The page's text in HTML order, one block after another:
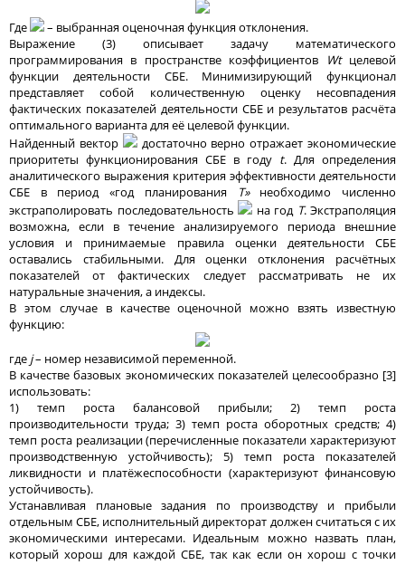
Где
– выбранная оценочная функция отклонения.
Выражение (3) описывает задачу математического
программирования в пространстве коэффициентов
Wt целевой
функции деятельности СБЕ. Минимизирующий функционал
представляет собой количественную оценку несовпадения
фактических показателей деятельности СБЕ и результатов расчёта
оптимального варианта для её целевой функции.
Найденный вектор
достаточно верно отражает экономические
приоритеты функционирования СБЕ в году t. Для определения
аналитического выражения критерия эффективности деятельности
СБЕ в период «год планирования
T» необходимо численно
экстраполировать последовательность
на год T. Экстраполяция
возможна, если в течение анализируемого периода внешние
условия и принимаемые правила оценки деятельности СБЕ
оставались стабильными. Для оценки отклонения расчётных
показателей от фактических следует рассматривать не их
натуральные значения, а индексы.
В этом случае в качестве оценочной можно взять известную
функцию:
где j– номер независимой переменной.
В качестве базовых экономических показателей целесообразно [3]
использовать:
1) темп роста балансовой прибыли; 2) темп роста
производительности труда; 3) темп роста оборотных средств; 4)
темп роста реализации (перечисленные показатели характеризуют
производственную устойчивость); 5) темп роста показателей
ликвидности и платёжеспособности (характеризуют финансовую
устойчивость).
Устанавливая плановые задания по производству и прибыли
отдельным СБЕ, исполнительный директорат должен считаться с их
экономическими интересами. Идеальным можно назвать план,
который хорош для каждой СБЕ, так как если он хорош с точки